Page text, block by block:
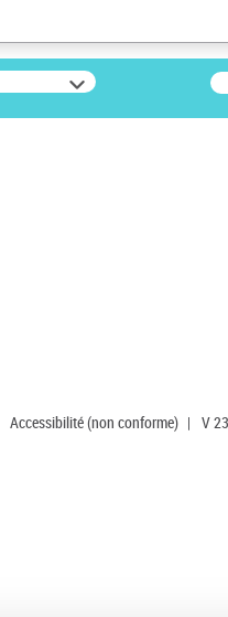
Accessibilité (non conforme) | V